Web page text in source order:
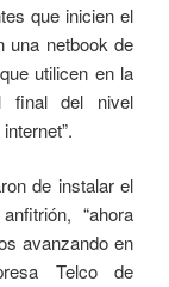
que inicien el
una netbook de
utilicen en la
final del nivel
de instalar el
“ahora
avanzando en
Telco de